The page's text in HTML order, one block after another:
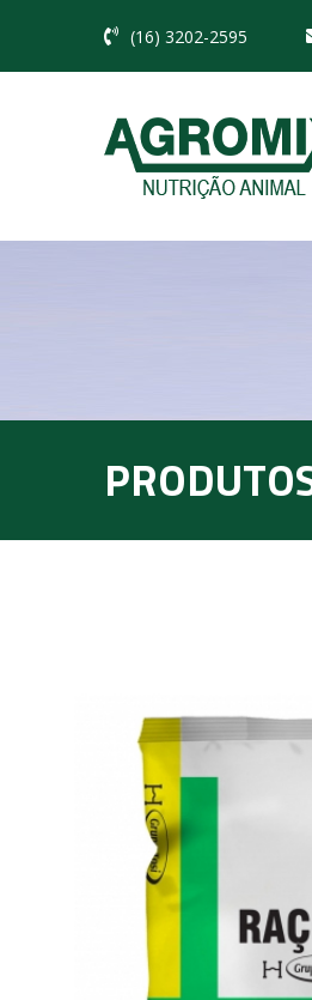
(16) 3202-2595